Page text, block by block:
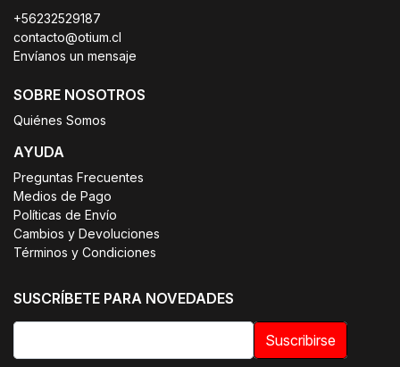
+56232529187
contacto@otium.cl
Envíanos un mensaje
SOBRE NOSOTROS
Quiénes Somos
AYUDA
Preguntas Frecuentes
Medios de Pago
Políticas de Envío
Cambios y Devoluciones
Términos y Condiciones
SUSCRÍBETE PARA NOVEDADES
Suscribirse